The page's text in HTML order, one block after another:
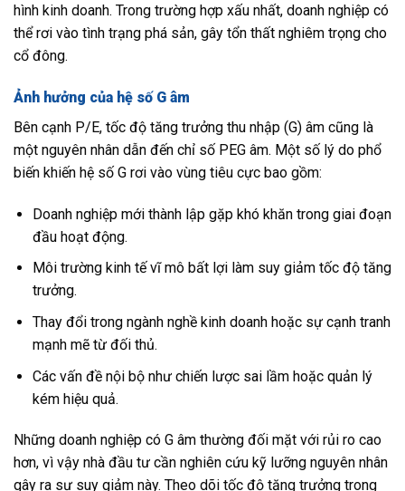
hình kinh doanh. Trong trường hợp xấu nhất, doanh nghiệp có
thể rơi vào tình trạng phá sản, gây tổn thất nghiêm trọng cho
cổ đông.
Ảnh hưởng của hệ số G âm
Bên cạnh P/E, tốc độ tăng trưởng thu nhập (G) âm cũng là
một nguyên nhân dẫn đến chỉ số PEG âm. Một số lý do phổ
biến khiến hệ số G rơi vào vùng tiêu cực bao gồm:
Doanh nghiệp mới thành lập gặp khó khăn trong giai đoạn
đầu hoạt động.
Môi trường kinh tế vĩ mô bất lợi làm suy giảm tốc độ tăng
trưởng.
Thay đổi trong ngành nghề kinh doanh hoặc sự cạnh tranh
mạnh mẽ từ đối thủ.
Các vấn đề nội bộ như chiến lược sai lầm hoặc quản lý
kém hiệu quả.
Những doanh nghiệp có G âm thường đối mặt với rủi ro cao
hơn, vì vậy nhà đầu tư cần nghiên cứu kỹ lưỡng nguyên nhân
gây ra sự suy giảm này. Theo dõi tốc độ tăng trưởng trong